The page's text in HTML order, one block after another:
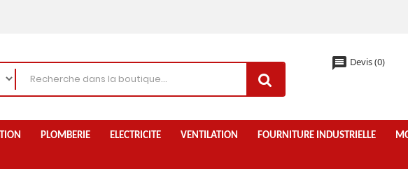
message Devis(0)
PLOMBERIE ELECTRICITE VENTILATION FOURNITURE INDUSTRIELLE